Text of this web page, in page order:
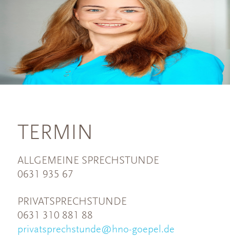
TERMIN
ALLGEMEINE SPRECHSTUNDE
0631 935 67
PRIVATSPRECHSTUNDE
0631 310 881 88
privatsprechstunde@hno-goepel.de